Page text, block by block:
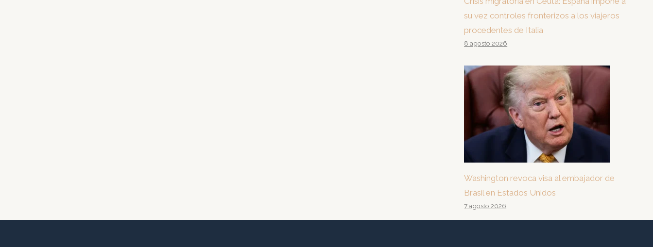
su vez controles fronterizos a los viajeros
procedentes de Italia
8 agosto 2026
Washington revoca visa al embajador de
Brasil en Estados Unidos
7 agosto 2026